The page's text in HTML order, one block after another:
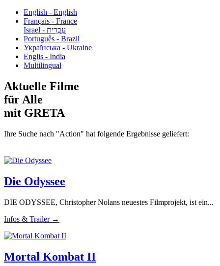
English - English
Français - France
עִבְרִית - Israel
Português - Brazil
Українська - Ukraine
Englis - India
Multilingual
Aktuelle Filme
für Alle
mit GRETA
Ihre Suche nach "Action" hat folgende Ergebnisse geliefert:
Die Odyssee
DIE ODYSSEE, Christopher Nolans neuestes Filmprojekt, ist ein...
Infos & Trailer →
Mortal Kombat II